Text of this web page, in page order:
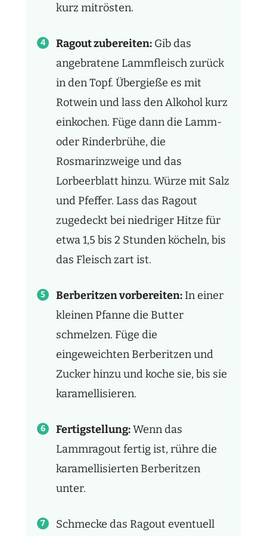
kurz mitrösten.
Ragout zubereiten: Gib das
angebratene Lammfleisch zurück
in den Topf. Übergieße es mit
Rotwein und lass den Alkohol kurz
einkochen. Füge dann die Lamm-
oder Rinderbrühe, die
Rosmarinzweige und das
Lorbeerblatt hinzu. Würze mit Salz
und Pfeffer. Lass das Ragout
zugedeckt bei niedriger Hitze für
etwa 1,5 bis 2 Stunden köcheln, bis
das Fleisch zart ist.
Berberitzen vorbereiten: In einer
kleinen Pfanne die Butter
schmelzen. Füge die
eingeweichten Berberitzen und
Zucker hinzu und koche sie, bis sie
karamellisieren.
Fertigstellung:Wenn das
Lammragout fertig ist, rühre die
karamellisierten Berberitzen
unter.
Schmecke das Ragout eventuell